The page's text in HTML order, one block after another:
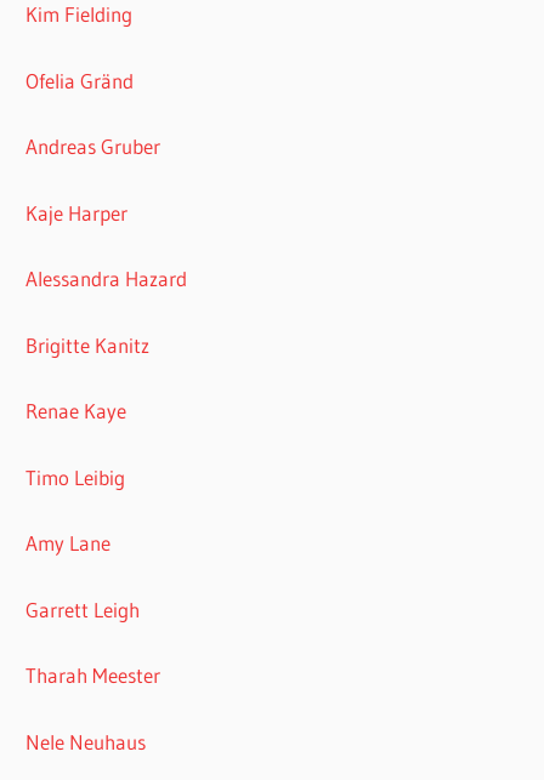
Kim Fielding
Ofelia Gränd
Andreas Gruber
Kaje Harper
Alessandra Hazard
Brigitte Kanitz
Renae Kaye
Timo Leibig
Amy Lane
Garrett Leigh
Tharah Meester
Nele Neuhaus